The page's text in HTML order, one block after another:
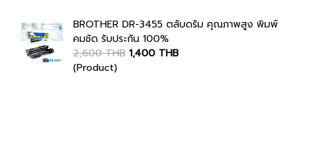
BROTHER DR-3455 ตลับดรัม คุณภาพสูง พิมพ์
คมชัด รับประกัน 100%
2,600 THB 1,400 THB
(Product)